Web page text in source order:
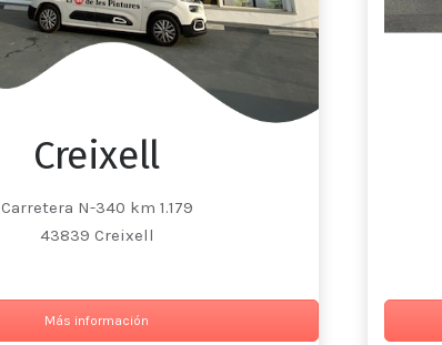
Creixell
Carretera N-340 km 1.179
43839 Creixell
Más información